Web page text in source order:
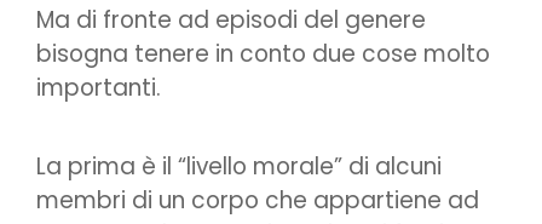
Ma di fronte ad episodi del genere
bisogna tenere in conto due cose molto
importanti.
La prima è il “livello morale” di alcuni
membri di un corpo che appartiene ad